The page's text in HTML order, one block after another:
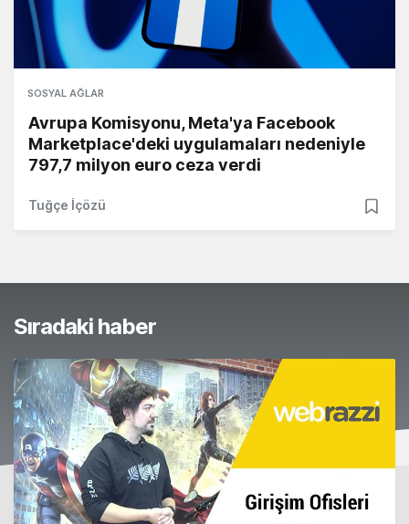
SOSYAL AĞLAR
Avrupa Komisyonu, Meta'ya Facebook
Marketplace'deki uygulamaları nedeniyle
797,7 milyon euro ceza verdi
Tuğçe İçözü
Sıradaki haber